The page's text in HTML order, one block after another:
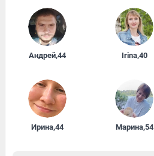
Андрей,44 Irina,40
Ирина,44 Марина,54